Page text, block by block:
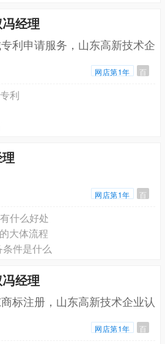
经理
利申请服务，山东高新技术企
网店第1年 百
利
网店第1年 百
什么好处
大体流程
件是什么
经理
标注册，山东高新技术企业认
网店第1年 百